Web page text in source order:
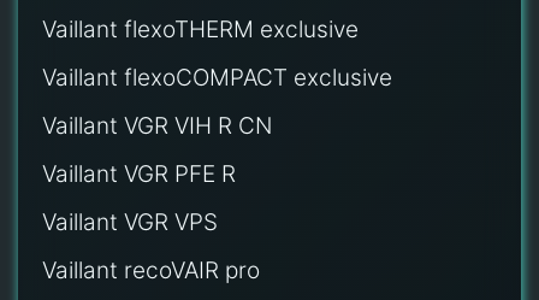
Vaillant flexoTHERM exclusive
Vaillant flexoCOMPACT exclusive
Vaillant VGR VIH R CN
Vaillant VGR PFE R
Vaillant VGR VPS
Vaillant recoVAIR pro